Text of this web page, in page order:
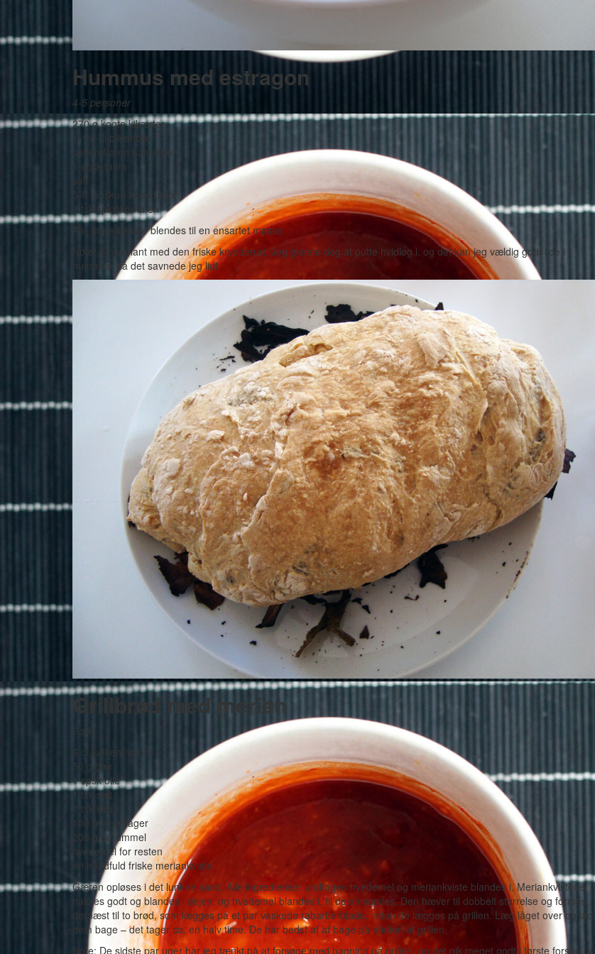
Hummus med estragon
4-5 personer
270 g kogte kikærter
1-1½ dl olivenolie
saften fra en halv citron
1 spsk tahin
salt
5-6 topskud af estragon
1 tsk spidskommen
Alle ingredienser blendes til en ensartet masse.
Note: Fin variant med den friske krydderurt. Jeg glemte dog at putte hvidløg i, og det kan jeg vældig godt lide i
hummus, så det savnede jeg lidt.
Grillbrød med merian
2 stk.
6 dl lunkent vand
50 g gær
1 spsk olie
1 tsk salt
1 tsk sirup
100 g hirseflager
200 g durummel
hvedemel for resten
en håndfuld friske meriankviste
Gæren opløses i det lunkne vand. Alle ingredienser undtagen hvedemel og meriankviste blandes i. Meriankvistene
hakkes godt og blandes i dejen, og hvedemel blandes i, til dejen samles. Den hæver til dobbelt størrelse og formes
dernæst til to brød, som lægges på et par vaskede rabarberblade, inden de lægges på grillen. Læg låget over og lad
dem bage – det tager ca. en halv time. De har bedst af at bage på midten af grillen.
Note: De sidste par uger har jeg tænkt på at forsøge med bagning på grillen, og det gik meget godt i første forsøg. Vi